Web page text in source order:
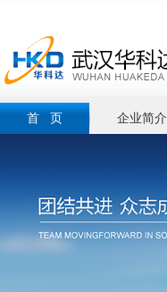
首 页 企业简介